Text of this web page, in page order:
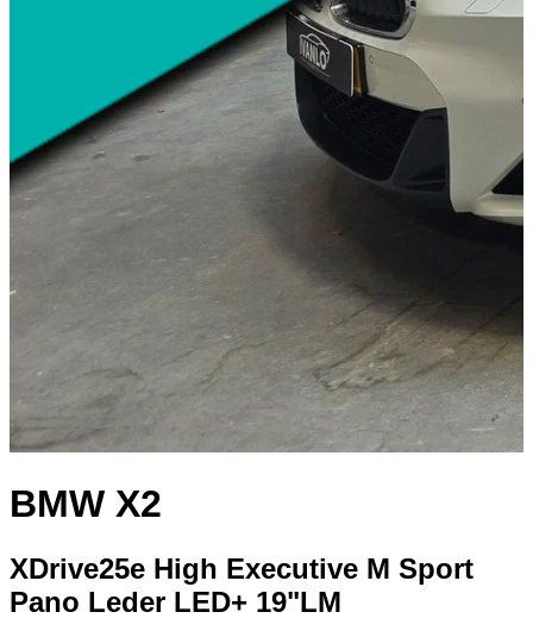
BMW X2
XDrive25e High Executive M Sport
Pano Leder LED+ 19"LM